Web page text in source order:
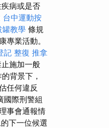
病或是否
台中運動按
罐教學 條規
專業活動。
記 整復 推拿
施加一般
背景下，
任何違反
國際刑警組
事會通報情
下一位候選